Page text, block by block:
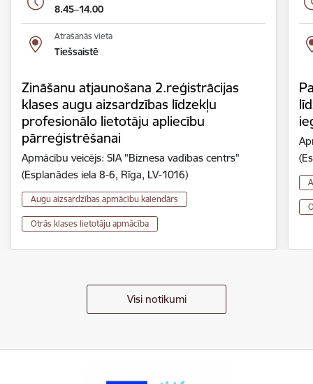
8.45–14.00
Atrašanās vieta
Tiešsaistē
Zināšanu atjaunošana 2.reģistrācijas
klases augu aizsardzības līdzekļu
profesionālo lietotāju apliecību
pārreģistrēšanai
Apmācību veicējs: SIA "Biznesa vadības centrs"
(Esplanādes iela 8-6, Rīga, LV-1016)
Augu aizsardzības apmācību kalendārs
Otrās klases lietotāju apmācība
Visi notikumi